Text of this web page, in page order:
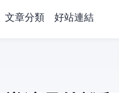
文章分類 好站連結